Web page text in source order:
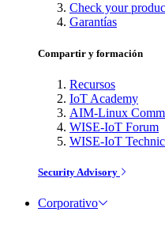
Check your
Garantías
Compartir y formación
Recursos
IoT Academy
AIM-Linux
WISE-IoT Forum
WISE-IoT
Security Advisory
Corporativo